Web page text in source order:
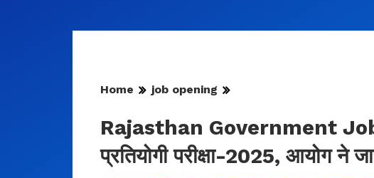
Home job opening
Rajasthan Government
प्रतियोगी परीक्षा-2025, आयोग ने